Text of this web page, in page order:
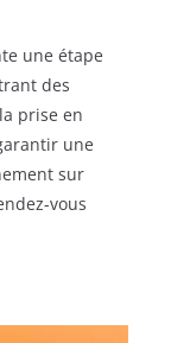
une étape
des
prise en
une
sur
vous